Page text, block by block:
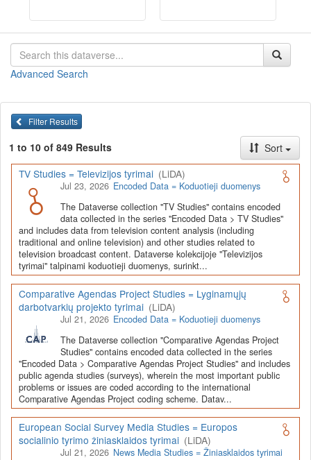
Depositors interested in deposit of their data into the LiDA
Lietuvos humanitarinių ir socialinių mokslų duomenų
infrastruktūra, suteikianti prieigą prie daugiau nei 600 duomenų ir
tyrimų išteklių. Visi duomenų ir tyrimų ištekliai yra dokumentuoti
lietuvių ir anglų kalbomis pagal tarptautinius standartus. LiDA
įsikūręsKauno technologijos universiteto Duomenų analizės
ir archyvavimo (DAtA) centre( data.ktu.edu
Prieigai prie išteklių naudojama ši
visi ištekliai prieinami, nes 2020-2029 m. vykdomas perkėlimo iš
senosios infrastruktūros projektas). LiDA kuruoja įvairių tipų
išteklius ir jie publikuojami atskiruose kataloguose pagal tipą:
Apklausų duomenys ,Interviu duomenys,Agreguotieji duomenys
(įskaitant Istorinę statistiką),Tekstiniai duomenys
duomenys(įskaitant Žiniasklaidos tyrimus). Taip pat LiDA
talpinami didelių nacionalinių projektų duomenys (Didelių projektų
duomenys) ir Lietuvos aukštojo mokslo ir studijų bei Lietuvos
valstybės institucijų deponuoti socialinių ir humanitarinių mokslų
duomenų rinkiniai (Kitų institucijų duomenys). Norintiemsišmokti
šia talpykla, surasti ir parsisiųsti duomenis, siūlome
susipažinti suLiDA Dataverse talpyklos naudotojo vadovu.
Depozitoriai, kurie norėtų deponuoti savo duomenis į LiDA
Dataverse talpyklą, turėtų susipažinti su informacija
puslapyje.
Advanced Search
Filter Results
1 to 10 of 849 Results
Sort
TV Studies = Televizijos tyrimai (LiDA)
Jul 23, 2026 Encoded Data = Koduotieji duomenys
The Dataverse collection "TV Studies" contains encoded
data collected in the series "Encoded Data > TV Studies"
and includes data from television content analysis (including
traditional and online television) and other studies related to
television broadcast content. Dataverse kolekcijoje "Televizijos
tyrimai" talpinami koduotieji duomenys, surinkt...
Comparative Agendas Project Studies = Lyginamųjų
darbotvarkių projekto tyrimai (LiDA)
Jul 21, 2026 Encoded Data = Koduotieji duomenys
The Dataverse collection "Comparative Agendas Project
Studies" contains encoded data collected in the series
"Encoded Data > Comparative Agendas Project Studies" and includes
public agenda studies (surveys), wherein the most important public
problems or issues are coded according to the international
Comparative Agendas Project coding scheme. Datav...
European Social Survey Media Studies = Europos
socialinio tyrimo žiniasklaidos tyrimai (LiDA)
Jul 21, 2026 News Media Studies = Žiniasklaidos tyrimai